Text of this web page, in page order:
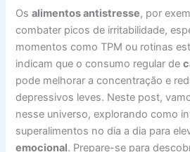
Osalimentos antistresse, por
combater picos de irritabilidade,
momentos como TPM ou rotinas
indicam que o consumo regular de
pode melhorar a concentração e
depressivos leves. Neste post,
nesse universo, explorando como
superalimentos no dia a dia para
emocional. Prepare-se para